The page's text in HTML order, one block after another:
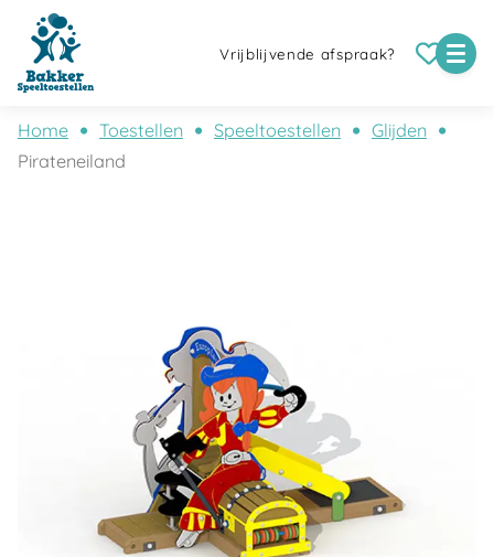
Vrijblijvende afspraak?
Home Toestellen Speeltoestellen
Glijden
Pirateneiland